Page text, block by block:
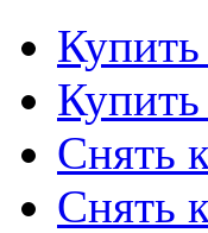
Купить
Снять
Снять